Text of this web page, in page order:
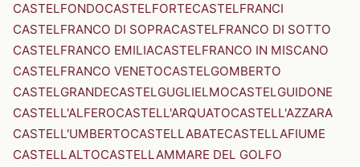
CASTELFONDOCASTELFORTECASTELFRANCI
CASTELFRANCO DI SOPRACASTELFRANCO DI SOTTO
CASTELFRANCO EMILIACASTELFRANCO IN MISCANO
CASTELFRANCO VENETOCASTELGOMBERTO
CASTELGRANDECASTELGUGLIELMOCASTELGUIDONE
CASTELL'ALFEROCASTELL'ARQUATOCASTELL'AZZARA
CASTELL'UMBERTOCASTELLABATECASTELLAFIUME
CASTELLALTOCASTELLAMMARE DEL GOLFO